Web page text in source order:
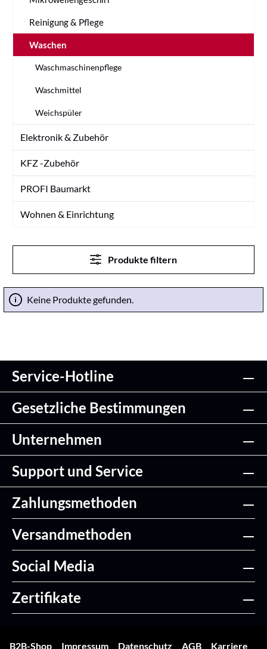
Reinigung & Pflege
Waschen
Waschmaschinenpflege
Waschmittel
Weichspüler
Elektronik & Zubehör
KFZ -Zubehör
PROFI Baumarkt
Wohnen & Einrichtung
Produkte filtern
Keine Produkte gefunden.
Service-Hotline
Gesetzliche Bestimmungen
Unternehmen
Support und Service
Zahlungsmethoden
Versandmethoden
Social Media
Zertifikate
B2B-Shop Impressum Datenschutz AGB Karriere